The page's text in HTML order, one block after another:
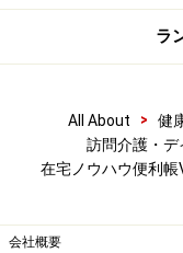
次ページは関連書
※記事内容は執筆時点
※当サイトにおける医
断・治療行為ではあ
のではありません。当
かなる損害についても
ラ
All About > 健
訪問介護・デ
在宅ノウハウ便利
会社概要